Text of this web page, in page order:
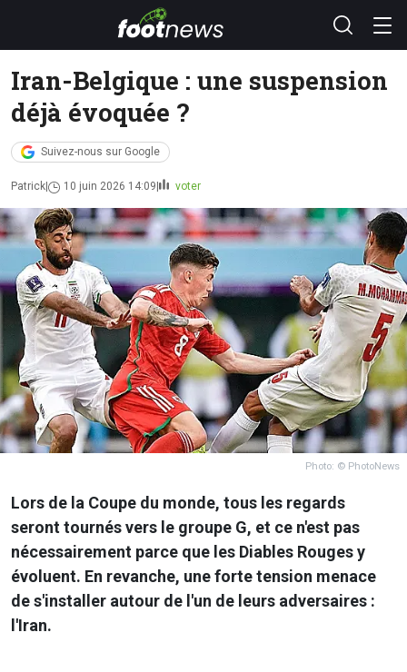
Iran-Belgique : une suspension
déjà évoquée ?
Suivez-nous sur Google
Patrick 10 juin 2026 14:09 voter
Photo: © PhotoNews
Lors de la Coupe du monde, tous les regards
seront tournés vers le groupe G, et ce n'est pas
nécessairement parce que les Diables Rouges y
évoluent. En revanche, une forte tension menace
de s'installer autour de l'un de leurs adversaires :
l'Iran.